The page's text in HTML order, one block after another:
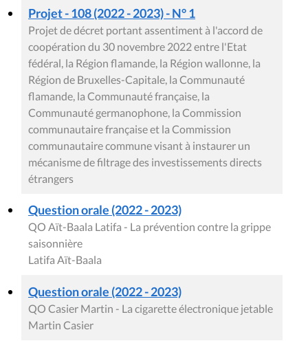
Projet - 108 (2022 - 2023) - N° 1
Projet de décret portant assentiment à l'accord de
coopération du 30 novembre 2022 entre l'Etat
fédéral, la Région flamande, la Région wallonne, la
Région de Bruxelles-Capitale, la Communauté
flamande, la Communauté française, la
Communauté germanophone, la Commission
communautaire française et la Commission
communautaire commune visant à instaurer un
mécanisme de filtrage des investissements directs
étrangers
Question orale (2022 - 2023)
QO Aït-Baala Latifa - La prévention contre la grippe
saisonnière
Latifa Aït-Baala
Question orale (2022 - 2023)
QO Casier Martin - La cigarette électronique jetable
Martin Casier